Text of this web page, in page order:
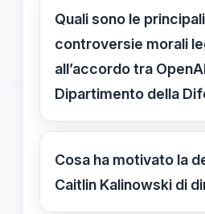
riguardo all’utilizzo
militari e alla
nell’accordo.
Quali sono le principali
controversie morali
all’accordo tra
Dipartimento della
Le controversie
sistemi di sorveglianza
autonome e le
Cosa ha motivato la
Caitlin Kalinowski di